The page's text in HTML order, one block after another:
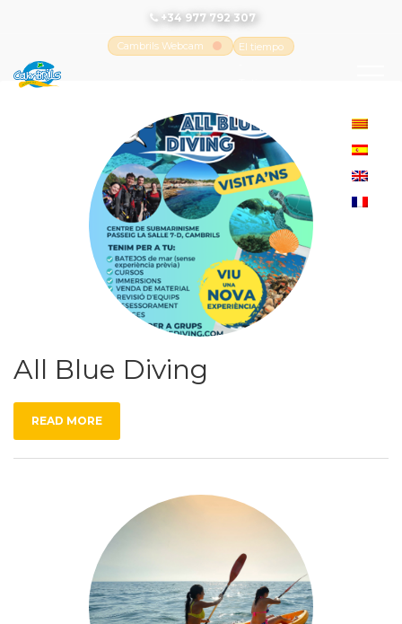
+34 977 792 307
Cambrils Webcam
El tiempo
All Blue Diving
READ MORE